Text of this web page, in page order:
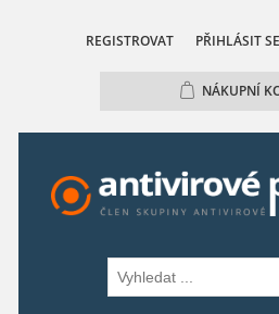
REGISTROVAT PŘIHLÁSIT SE
NÁKUPNÍ